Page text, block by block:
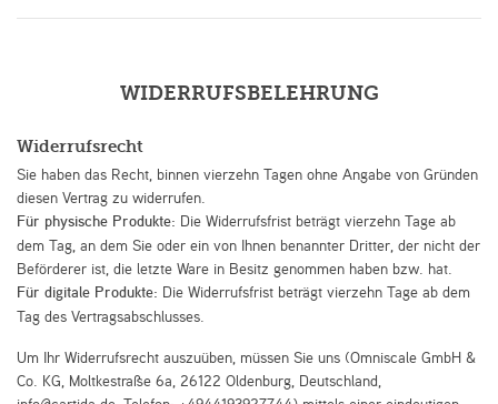
WIDERRUFS­BELEHRUNG
Widerrufsrecht
Sie haben das Recht, binnen vierzehn Tagen ohne Angabe von Gründen
diesen Vertrag zu widerrufen.
Für physische Produkte: Die Widerrufsfrist beträgt vierzehn Tage ab
dem Tag, an dem Sie oder ein von Ihnen benannter Dritter, der nicht der
Beförderer ist, die letzte Ware in Besitz genommen haben bzw. hat.
Für digitale Produkte: Die Widerrufsfrist beträgt vierzehn Tage ab dem
Tag des Vertragsabschlusses.
Um Ihr Widerrufsrecht auszuüben, müssen Sie uns (Omniscale GmbH &
Co. KG, Moltkestraße 6a, 26122 Oldenburg, Deutschland,